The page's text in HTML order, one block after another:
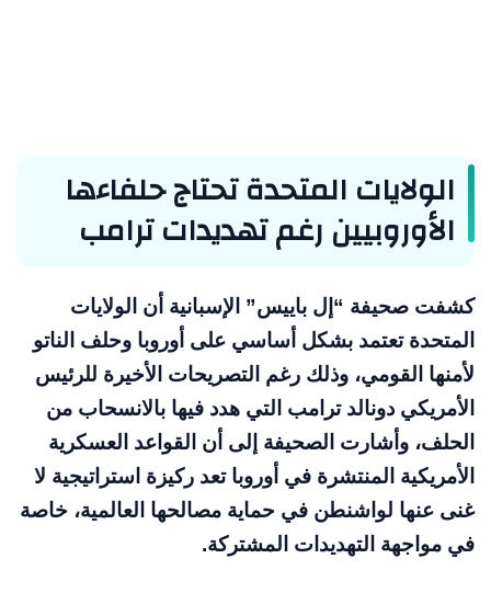
الولايات المتحدة تحتاج حلفاءها
الأوروبيين رغم تهديدات ترامب
كشفت صحيفة “إل باييس” الإسبانية أن الولايات
المتحدة تعتمد بشكل أساسي على أوروبا وحلف الناتو
لأمنها القومي، وذلك رغم التصريحات الأخيرة للرئيس
الأمريكي دونالد ترامب التي هدد فيها بالانسحاب من
الحلف، وأشارت الصحيفة إلى أن القواعد العسكرية
الأمريكية المنتشرة في أوروبا تعد ركيزة استراتيجية لا
غنى عنها لواشنطن في حماية مصالحها العالمية، خاصة
في مواجهة التهديدات المشتركة.